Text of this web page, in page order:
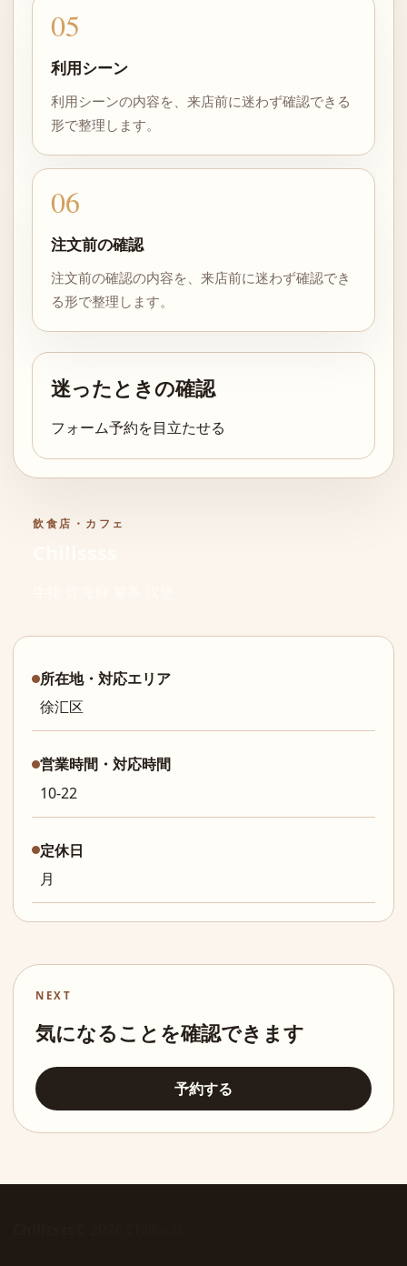
05
利用シーン
利用シーンの内容を、来店前に迷わず確認できる
形で整理します。
06
注文前の確認
注文前の確認の内容を、来店前に迷わず確認でき
る形で整理します。
迷ったときの確認
フォーム予約を目立たせる
飲食店・カフェ
所在地・対応エリア
徐汇区
営業時間・対応時間
10-22
定休日
月
NEXT
気になることを確認できます
予約する